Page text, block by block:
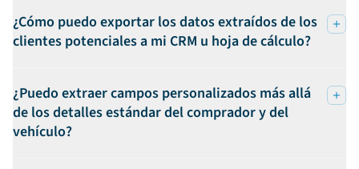
¿Cómo puedo exportar los datos extraídos de los
clientes potenciales a mi CRM u hoja de cálculo?
¿Puedo extraer campos personalizados más allá
de los detalles estándar del comprador y del
vehículo?